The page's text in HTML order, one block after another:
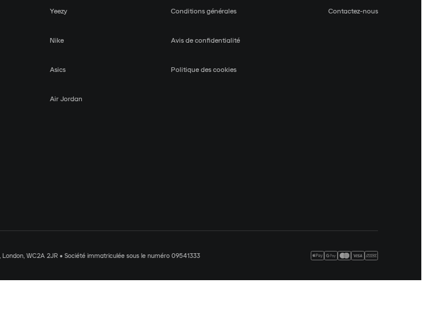
Yeezy
Nike
Asics
Air Jordan
Conditions générales
Avis de confidentialité
Politique des cookies
Contactez-nous
WC2A 2JR • Société immatriculée sous le numéro 09541333